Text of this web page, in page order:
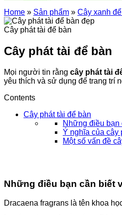
Home » Sản phẩm » Cây xanh
Cây phát tài để bàn
Cây phát tài để bàn
Mọi người tin rằng cây phát tài
yêu thích và sử dụng để trang trí
Contents
Cây phát tài để bàn
Những điều bạn
Ý nghĩa của cây
Một số vấn đề
Những điều bạn cần biết
Dracaena fragrans là tên khoa